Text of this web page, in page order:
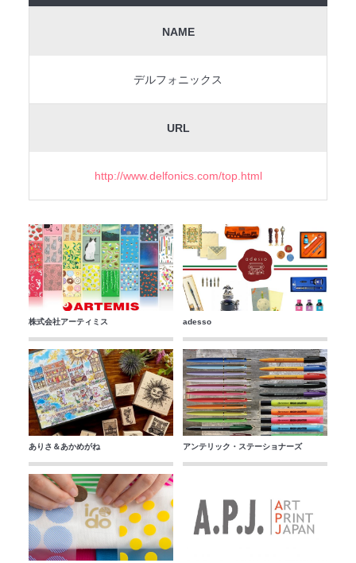
NAME
デルフォニックス
URL
http://www.delfonics.com/top.html
株式会社アーティミス adesso
ありさ＆あかめがね アンテリック・ステーショナーズ